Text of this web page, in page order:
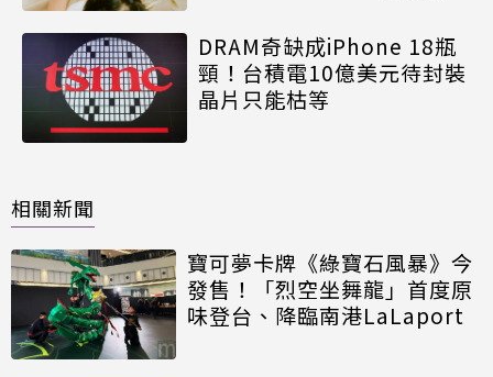
DRAM奇缺成iPhone 18瓶
頸！台積電10億美元待封裝
晶片只能枯等
相關新聞
寶可夢卡牌《綠寶石風暴》今
發售！「烈空坐舞龍」首度原
味登台、降臨南港LaLaport